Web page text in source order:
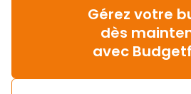
Gérez votre
dès
avec